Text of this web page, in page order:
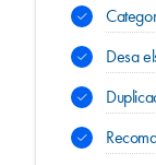
Desa